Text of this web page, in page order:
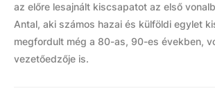
az előre lesajnált kiscsapatot az első
Antal, aki számos hazai és külföldi egylet
megfordult még a 80-as, 90-es években,
vezetőedzője is.